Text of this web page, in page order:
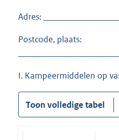
Adres:
Postcode, plaats:
I. Kampeermiddelen op
Toon volledige tabel